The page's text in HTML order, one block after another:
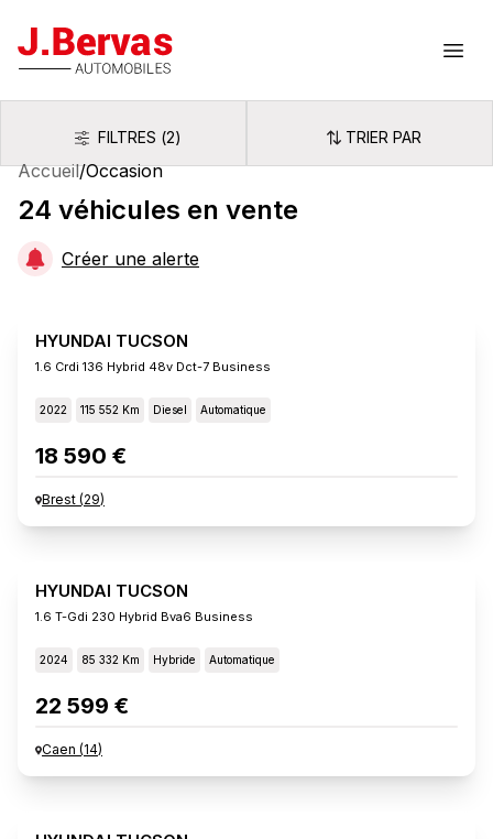
J.Bervas
FiltresFILTRES (2) Trier par
TRIER PAR
Accueil/Occasion
24 véhicules en vente
Créer une alerte
HYUNDAI TUCSON
1.6 Crdi 136 Hybrid 48v Dct-7 Business
2022 115 552 Km Diesel Automatique
18 590 €
Brest (29)
HYUNDAI TUCSON
1.6 T-Gdi 230 Hybrid Bva6 Business
2024 85 332 Km Hybride Automatique
22 599 €
Caen (14)